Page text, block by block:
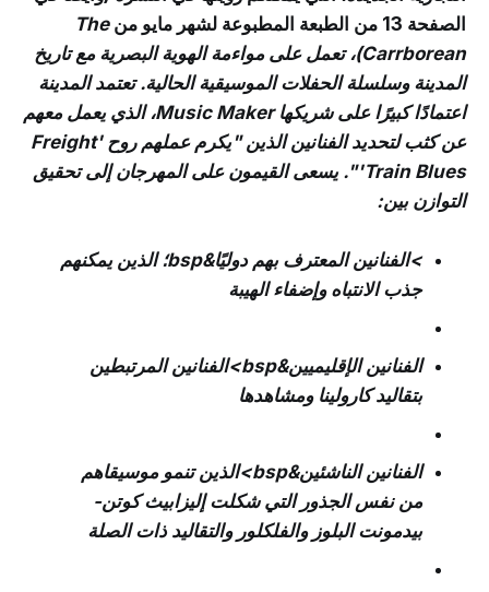
الصفحة 13 من الطبعة المطبوعة لشهر مايو من
The
Carrborean)، تعمل على مواءمة الهوية البصرية مع تاريخ
المدينة وسلسلة الحفلات الموسيقية الحالية. تعتمد المدينة
اعتمادًا كبيرًا على شريكها Music Maker، الذي يعمل معهم
عن كثب لتحديد الفنانين الذين "يكرم عملهم روح 'Freight
Train Blues'". يسعى القيمون على المهرجان إلى تحقيق
التوازن بين:
>الفنانين المعترف بهم دوليًا&bsp؛ الذين يمكنهم
جذب الانتباه وإضفاء الهيبة
الفنانين الإقليميين&bsp>الفنانين المرتبطين
بتقاليد كارولينا ومشاهدها
الفنانين الناشئين&bsp>الذين تنمو موسيقاهم
من نفس الجذور التي شكلت إليزابيث كوتن-
بيدمونت البلوز والفلكلور والتقاليد ذات الصلة